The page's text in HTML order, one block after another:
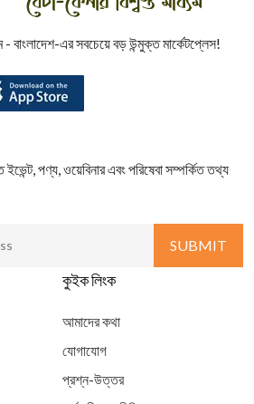
এর সবচেয়ে বড় উন্মুক্ত মার্কেটপ্লেস!
পণ্য, ওয়েবিনার এবং পরিষেবা সম্পর্কিত তথ্য
কুইক লিংক
আমাদের কথা
যোগাযোগ
প্রশ্ন-উত্তর